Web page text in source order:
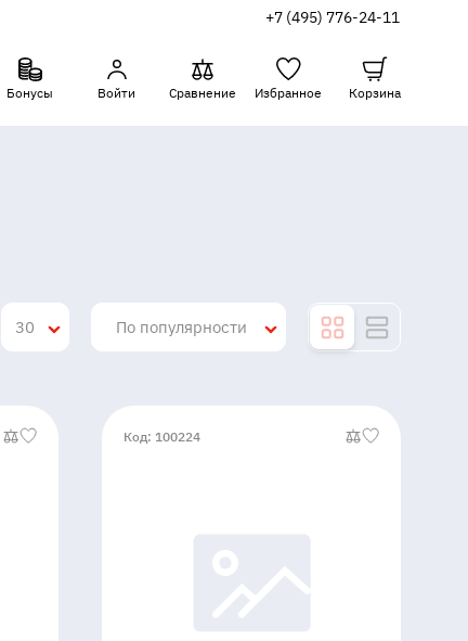
+7 (495) 776-24-11
Бонусы Войти Сравнение Избранное Корзина
30 По популярности
Код: 100224